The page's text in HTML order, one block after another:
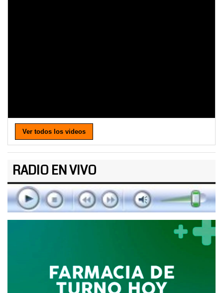
Ver todos los videos
RADIO EN VIVO